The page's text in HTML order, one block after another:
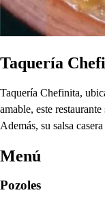
Taquería
Taquería Chefinita,
amable, este
Además, su salsa
Menú
Pozoles